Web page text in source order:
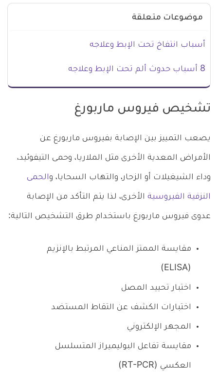
موضوعات متعلقة
أسباب انتفاخ تحت الإبط وعلاجه
8 أسباب حدوث ألم تحت الإبط وعلاجه
تشخيص فيروس ماربورغ
يصعب التمييز بين الإصابة بفيروس ماربورغ عن
الأمراض المعدية الأخرى مثل الملاريا، وحمى التيفوئيد،
وداء الشيغيلات أو الزحار، والتهاب السحايا، والحمى
النزفية الفيروسية الأخرى، لذا يتم التأكد من الإصابة
عدوى فيروس ماربورغ باستخدام طرق التشخيص التالية:
مقايسة الممتز المناعي المرتبط بالإنزيم
(ELISA)
اختبار تحييد المصل
اختبارات الكشف عن التقاط المستضد
المجهر الإلكتروني
مقايسة تفاعل البوليميراز المتسلسل
العكسي (RT-PCR)